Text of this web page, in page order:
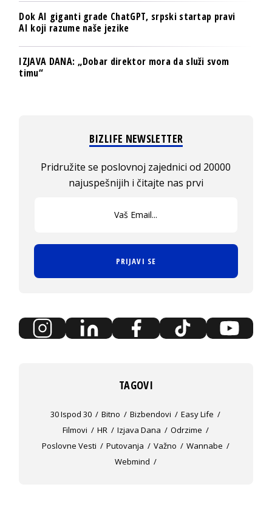
Dok AI giganti grade ChatGPT, srpski startap pravi
AI koji razume naše jezike
IZJAVA DANA: „Dobar direktor mora da služi svom
timu“
BIZLIFE NEWSLETTER
Pridružite se poslovnoj zajednici od 20000
najuspešnijih i čitajte nas prvi
PRIJAVI SE
TAGOVI
30 Ispod 30 Bitno Bizbendovi
Easy Life
Filmovi
HR Izjava Dana
Odrzime
Poslovne Vesti
Putovanja Važno
Wannabe
Webmind